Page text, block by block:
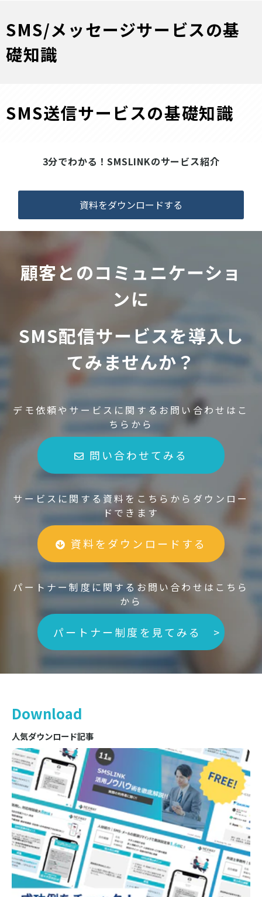
SMS/メッセージサービスの基
礎知識
SMS送信サービスの基礎知識
3分でわかる！SMSLINKのサービス紹介
資料をダウンロードする
顧客とのコミュニケーショ
ンに
SMS配信サービスを導入し
てみませんか？
デモ依頼やサービスに関するお問い合わせはこ
ちらから
問い合わせてみる
サービスに関する資料をこちらからダウンロー
ドできます
資料をダウンロードする
パートナー制度に関するお問い合わせはこちら
から
パートナー制度を見てみる >
Download
人気ダウンロード記事